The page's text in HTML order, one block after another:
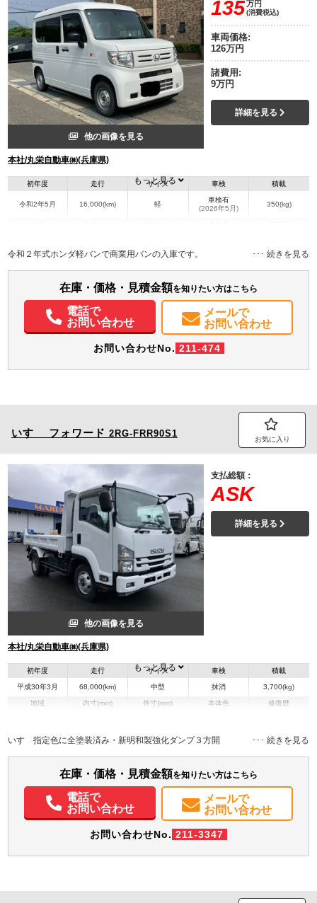
他の画像を見る
本社/丸栄自動車㈱(兵庫県)
135万円
(消費税込)
車両価格:
126万円
諸費用:
9万円
詳細を見る
初年度
令和2年5月
走行
16,000(km)
サイズ
軽
車検
車検有
(2026年5月)
積載
350(kg)
兵庫県
W:1,470
H:1,940
無
装備情報
エアコン パワステ パワーウィンドウ ABS
もっと見る
令和２年式ホンダ軽バンで商業用バンの入庫です。
在庫・価格・見積金額を知りたい方はこちら
電話で
お問い合わせ
メールで
お問い合わせ
お問い合わせNo. 211-474
いすゞ フォワード 2RG-FRR90S1
お気に入り
他の画像を見る
本社/丸栄自動車㈱(兵庫県)
支払総額：
ASK
詳細を見る
初年度
平成30年3月
走行
68,000(km)
サイズ
中型
車検
抹消
積載
3,700(kg)
地域 内寸(mm) 外寸(mm)
H:2,650
本体色 修復歴
もっと見る
いすゞ指定色に全塗装済み・新明和製強化ダンプ３方開
在庫・価格・見積金額を知りたい方はこちら
電話で
お問い合わせ
メールで
お問い合わせ
お問い合わせNo. 211-3347